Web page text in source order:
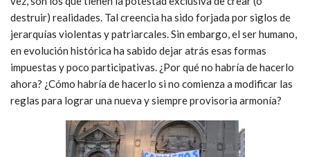
destruir) realidades. Tal creencia ha sido forjada por siglos de
jerarquías violentas y patriarcales. Sin embargo, el ser humano,
en evolución histórica ha sabido dejar atrás esas formas
impuestas y poco participativas. ¿Por qué no habría de hacerlo
ahora? ¿Cómo habría de hacerlo si no comienza a modificar las
reglas para lograr una nueva y siempre provisoria armonía?